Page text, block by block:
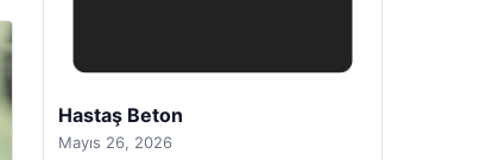
Prenses Night Club
Nisan 29, 2026